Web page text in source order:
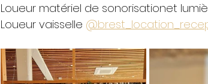
Loueur matériel de sonorisationet
Loueur vaisselle